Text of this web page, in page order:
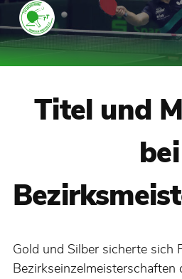
Titel und
bei
Gold und Silber sicherte sich
Bezirkseinzelmeisterschaften